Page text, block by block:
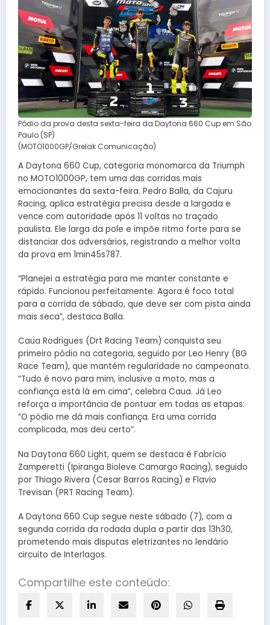
Pódio da prova desta sexta-feira da Daytona 660 Cup em São
Paulo (SP)
(MOTO1000GP/Grelak Comunicação)
A Daytona 660 Cup, categoria monomarca da Triumph
no MOTO1000GP, tem uma das corridas mais
emocionantes da sexta-feira. Pedro Balla, da Cajuru
Racing, aplica estratégia precisa desde a largada e
vence com autoridade após 11 voltas no traçado
paulista. Ele larga da pole e impõe ritmo forte para se
distanciar dos adversários, registrando a melhor volta
da prova em 1min45s787.
“Planejei a estratégia para me manter constante e
rápido. Funcionou perfeitamente. Agora é foco total
para a corrida de sábado, que deve ser com pista ainda
mais seca”, destaca Balla.
Caua Rodrigues (Drt Racing Team) conquista seu
primeiro pódio na categoria, seguido por Leo Henry (BG
Race Team), que mantém regularidade no campeonato.
“Tudo é novo para mim, inclusive a moto, mas a
confiança está lá em cima”, celebra Caua. Já Leo
reforça a importância de pontuar em todas as etapas:
“O pódio me dá mais confiança. Era uma corrida
complicada, mas deu certo”.
Na Daytona 660 Light, quem se destaca é Fabrício
Zamperetti (Ipiranga Bioleve Camargo Racing), seguido
por Thiago Rivera (Cesar Barros Racing) e Flavio
Trevisan (PRT Racing Team).
A Daytona 660 Cup segue neste sábado (7), com a
segunda corrida da rodada dupla a partir das 13h30,
prometendo mais disputas eletrizantes no lendário
circuito de Interlagos.
Compartilhe este conteúdo: